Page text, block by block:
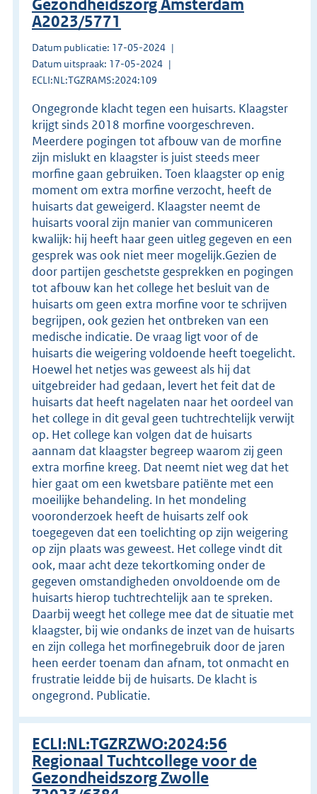
Gezondheidszorg Amsterdam
A2023/5771
Datum publicatie: 17-05-2024
Datum uitspraak: 17-05-2024
ECLI:NL:TGZRAMS:2024:109
Ongegronde klacht tegen een huisarts. Klaagster
krijgt sinds 2018 morfine voorgeschreven.
Meerdere pogingen tot afbouw van de morfine
zijn mislukt en klaagster is juist steeds meer
morfine gaan gebruiken. Toen klaagster op enig
moment om extra morfine verzocht, heeft de
huisarts dat geweigerd. Klaagster neemt de
huisarts vooral zijn manier van communiceren
kwalijk: hij heeft haar geen uitleg gegeven en een
gesprek was ook niet meer mogelijk.Gezien de
door partijen geschetste gesprekken en pogingen
tot afbouw kan het college het besluit van de
huisarts om geen extra morfine voor te schrijven
begrijpen, ook gezien het ontbreken van een
medische indicatie. De vraag ligt voor of de
huisarts die weigering voldoende heeft toegelicht.
Hoewel het netjes was geweest als hij dat
uitgebreider had gedaan, levert het feit dat de
huisarts dat heeft nagelaten naar het oordeel van
het college in dit geval geen tuchtrechtelijk verwijt
op. Het college kan volgen dat de huisarts
aannam dat klaagster begreep waarom zij geen
extra morfine kreeg. Dat neemt niet weg dat het
hier gaat om een kwetsbare patiënte met een
moeilijke behandeling. In het mondeling
vooronderzoek heeft de huisarts zelf ook
toegegeven dat een toelichting op zijn weigering
op zijn plaats was geweest. Het college vindt dit
ook, maar acht deze tekortkoming onder de
gegeven omstandigheden onvoldoende om de
huisarts hierop tuchtrechtelijk aan te spreken.
Daarbij weegt het college mee dat de situatie met
klaagster, bij wie ondanks de inzet van de huisarts
en zijn collega het morfinegebruik door de jaren
heen eerder toenam dan afnam, tot onmacht en
frustratie leidde bij de huisarts. De klacht is
ongegrond. Publicatie.
ECLI:NL:TGZRZWO:2024:56
Regionaal Tuchtcollege voor de
Gezondheidszorg Zwolle